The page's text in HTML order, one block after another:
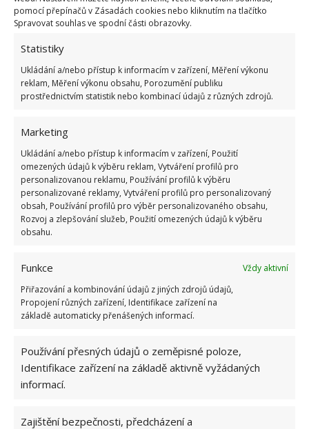
pomocí přepínačů v Zásadách cookies nebo kliknutím na tlačítko
Spravovat souhlas ve spodní části obrazovky.
Statistiky
Ukládání a/nebo přístup k informacím v zařízení, Měření výkonu
reklam, Měření výkonu obsahu, Porozumění publiku
prostřednictvím statistik nebo kombinací údajů z různých zdrojů.
Marketing
Ukládání a/nebo přístup k informacím v zařízení, Použití
omezených údajů k výběru reklam, Vytváření profilů pro
personalizovanou reklamu, Používání profilů k výběru
personalizované reklamy, Vytváření profilů pro personalizovaný
obsah, Používání profilů pro výběr personalizovaného obsahu,
Rozvoj a zlepšování služeb, Použití omezených údajů k výběru
obsahu.
Funkce
Vždy aktivní
Přiřazování a kombinování údajů z jiných zdrojů údajů,
Propojení různých zařízení, Identifikace zařízení na
základě automaticky přenášených informací.
Používání přesných údajů o zeměpisné poloze,
Identifikace zařízení na základě aktivně vyžádaných
informací.
Zajištění bezpečnosti, předcházení a
sklizně, a například u brambor se dokonce u pytlové
plochy ve srovnání s obyčejným pěstováním v
záhonu.
Zdroj: